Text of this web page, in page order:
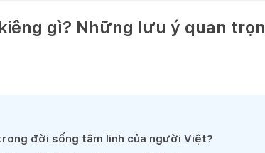
gì? Những lưu ý quan
đời sống tâm linh của người Việt?